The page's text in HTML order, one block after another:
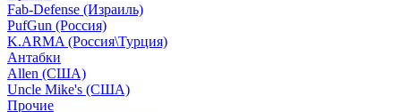
Fab-Defense (Израиль)
PufGun (Россия)
K.ARMA (Россия\Турция)
Антабки
Allen (США)
Uncle Mike's (США)
Прочие